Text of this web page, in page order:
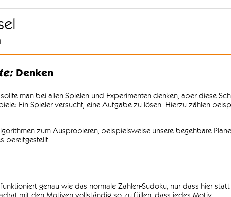
Denken
man bei allen Spielen und Experimenten denken, aber diese
Ein Spieler versucht, eine Aufgabe zu lösen. Hierzu zählen
zum Ausprobieren, beispielsweise unsere begehbare
bereitgestellt.
genau wie das normale Zahlen-Sudoku, nur dass hier